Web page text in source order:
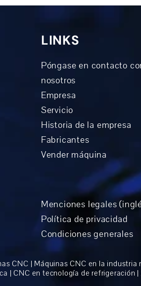
LINKS
Póngase en contacto
nosotros
Empresa
Servicio
Historia de la empresa
Fabricantes
Vender máquina
Menciones legales
Política de privacidad
Condiciones generales
CNC | Máquinas CNC en la industria
|CNC en tecnología de refrigeración |